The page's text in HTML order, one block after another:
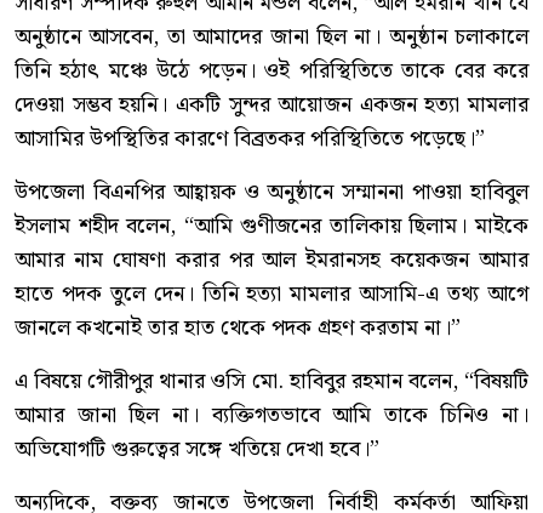
অনুষ্ঠানে আসবেন, তা আমাদের জানা ছিল না। অনুষ্ঠান চলাকালে
তিনি হঠাৎ মঞ্চে উঠে পড়েন। ওই পরিস্থিতিতে তাকে বের করে
দেওয়া সম্ভব হয়নি। একটি সুন্দর আয়োজন একজন হত্যা মামলার
আসামির উপস্থিতির কারণে বিব্রতকর পরিস্থিতিতে পড়েছে।”
উপজেলা বিএনপির আহ্বায়ক ও অনুষ্ঠানে সম্মাননা পাওয়া হাবিবুল
ইসলাম শহীদ বলেন, “আমি গুণীজনের তালিকায় ছিলাম। মাইকে
আমার নাম ঘোষণা করার পর আল ইমরানসহ কয়েকজন আমার
হাতে পদক তুলে দেন। তিনি হত্যা মামলার আসামি-এ তথ্য আগে
জানলে কখনোই তার হাত থেকে পদক গ্রহণ করতাম না।”
এ বিষয়ে গৌরীপুর থানার ওসি মো. হাবিবুর রহমান বলেন, “বিষয়টি
আমার জানা ছিল না। ব্যক্তিগতভাবে আমি তাকে চিনিও না।
অভিযোগটি গুরুত্বের সঙ্গে খতিয়ে দেখা হবে।”
অন্যদিকে, বক্তব্য জানতে উপজেলা নির্বাহী কর্মকর্তা আফিয়া